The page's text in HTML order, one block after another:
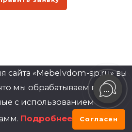
сайта «Mebelvdom-sp.ru» вы
мы обрабатываем ваши
с использованием
Подробнее Согласен